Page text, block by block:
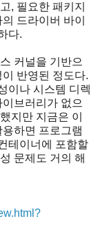
, 필요한 패키지
드라이버 바이
다.
커널을 기반으
반영된 정도다.
이나 시스템 디렉
브러리가 없으
지만 지금은 이
하면 프로그램
테이너에 포함할
문제도 거의 해